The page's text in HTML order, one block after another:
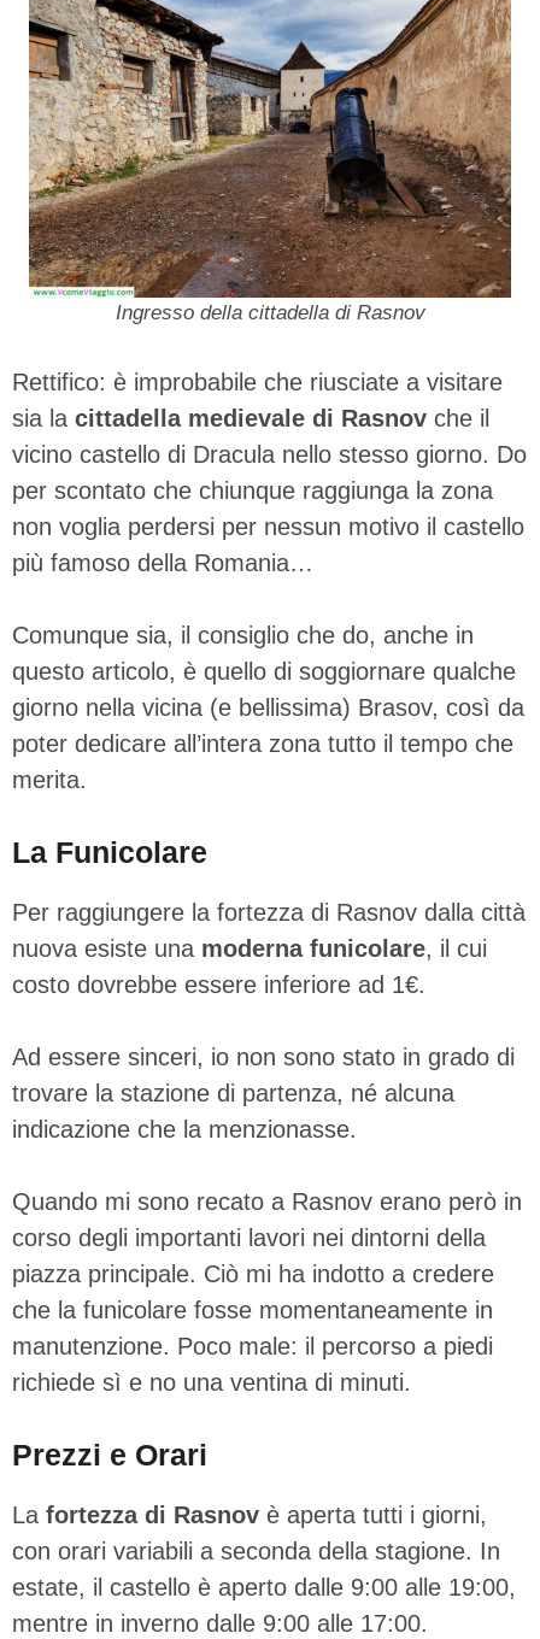
Ingresso della cittadella di Rasnov
Rettifico: è improbabile che riusciate a visitare
sia la cittadella medievale di Rasnov che il
vicino castello di Dracula nello stesso giorno. Do
per scontato che chiunque raggiunga la zona
non voglia perdersi per nessun motivo il castello
più famoso della Romania…
Comunque sia, il consiglio che do, anche in
questo articolo, è quello di soggiornare qualche
giorno nella vicina (e bellissima) Brasov, così da
poter dedicare all’intera zona tutto il tempo che
merita.
La Funicolare
Per raggiungere la fortezza di Rasnov dalla città
nuova esiste una moderna funicolare, il cui
costo dovrebbe essere inferiore ad 1€.
Ad essere sinceri, io non sono stato in grado di
trovare la stazione di partenza, né alcuna
indicazione che la menzionasse.
Quando mi sono recato a Rasnov erano però in
corso degli importanti lavori nei dintorni della
piazza principale. Ciò mi ha indotto a credere
che la funicolare fosse momentaneamente in
manutenzione. Poco male: il percorso a piedi
richiede sì e no una ventina di minuti.
Prezzi e Orari
La fortezza di Rasnov è aperta tutti i giorni,
con orari variabili a seconda della stagione. In
estate, il castello è aperto dalle 9:00 alle 19:00,
mentre in inverno dalle 9:00 alle 17:00.